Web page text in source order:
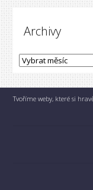
Archivy
Tvoříme weby, které si